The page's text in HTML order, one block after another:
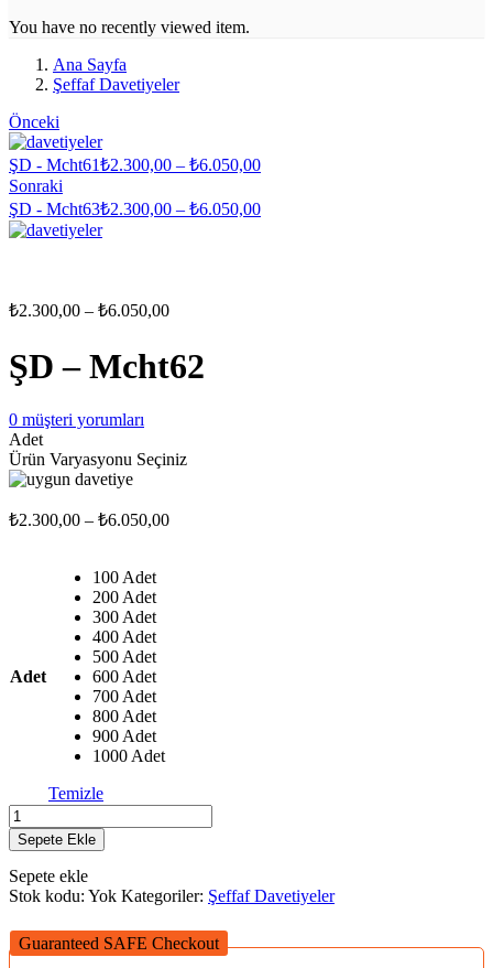
You have no recently viewed item.
Ana Sayfa
Şeffaf Davetiyeler
Önceki
ŞD - Mcht61₺2.300,00 – ₺6.050,00Fiyat
₺2.300,00
Sonraki
ŞD - Mcht63₺2.300,00 – ₺6.050,00Fiyat
₺2.300,00 – ₺6.050,00Fiyat
-
ŞD – Mcht62
0 müşteri yorumları
Adet
Ürün Varyasyonu Seçiniz
₺2.300,00 – ₺6.050,00Fiyat
Adet
100 Adet
200 Adet
300 Adet
400 Adet
500 Adet
600 Adet
700 Adet
800 Adet
900 Adet
1000 Adet
Temizle
ŞD
-
Mcht62
adet
Sepete Ekle
Sepete ekle
Stok kodu: Yok Kategoriler: Şeffaf Davetiyeler
Guaranteed SAFE Checkout